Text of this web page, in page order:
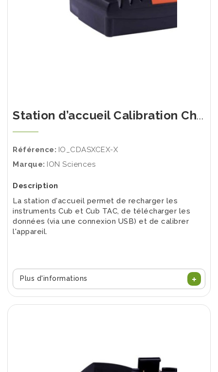
Station d’accueil Calibration Chargeur Data
Référence: IO_CDASXCEX-X
Marque: ION Sciences
Description
La station d'accueil permet de recharger les
instruments Cub et Cub TAC, de télécharger les
données (via une connexion USB) et de calibrer
l'appareil.
Plus d'informations